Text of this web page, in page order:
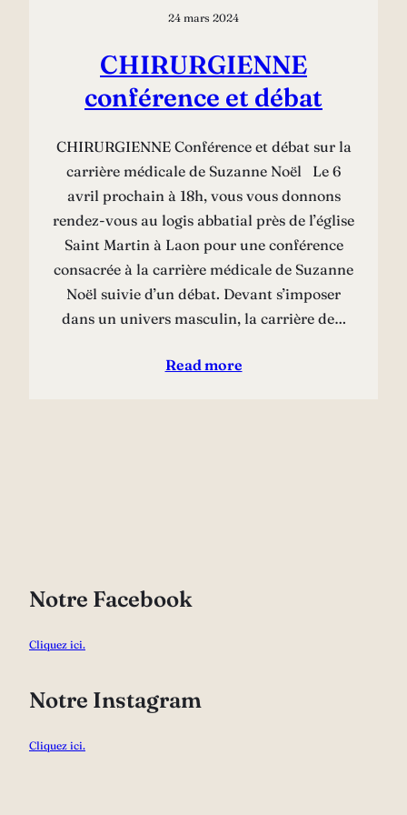
24 mars 2024
CHIRURGIENNE
conférence et débat
CHIRURGIENNE Conférence et débat sur la
carrière médicale de Suzanne Noël Le 6
avril prochain à 18h, vous vous donnons
rendez-vous au logis abbatial près de l’église
Saint Martin à Laon pour une conférence
consacrée à la carrière médicale de Suzanne
Noël suivie d’un débat. Devant s’imposer
dans un univers masculin, la carrière de…
Read more
Notre Facebook
Cliquez ici.
Notre Instagram
Cliquez ici.